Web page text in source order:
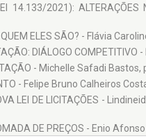
14.133/2021): ALTERAÇÕES
ELES SÃO? - Flávia
DIÁLOGO
- Michelle Safadi Bastos,
- Felipe Bruno Calheiros
LEI DE LICITAÇÕES -
DE PREÇOS - Enio